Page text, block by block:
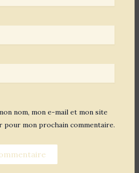
nom, mon e-mail et mon site
pour mon prochain commentaire.